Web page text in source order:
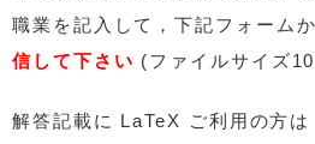
職業を記入して，下記フォーム
信して下さい (ファイルサイズ
解答記載に LaTeX ご利用の方は